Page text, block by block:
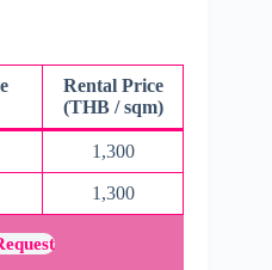
Rental Price
(THB / sqm)
1,300
1,300